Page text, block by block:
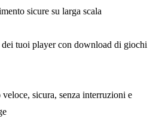
sicure su larga scala
tuoi player con download di giochi
sicura, senza interruzioni e